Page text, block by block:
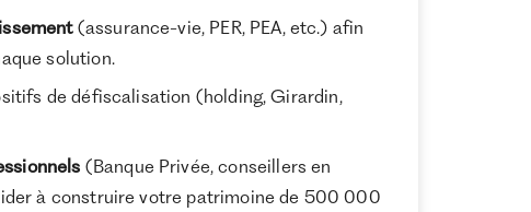
(assurance-vie, PER, PEA, etc.) afin
solution.
de défiscalisation (holding, Girardin,
(Banque Privée, conseillers en
à construire votre patrimoine de 500 000